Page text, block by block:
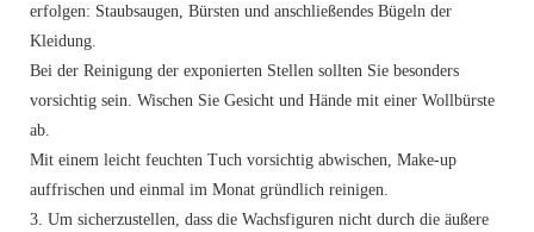
erfolgen: Staubsaugen, Bürsten und anschließendes Bügeln der
Kleidung.
Bei der Reinigung der exponierten Stellen sollten Sie besonders
vorsichtig sein. Wischen Sie Gesicht und Hände mit einer Wollbürste
ab.
Mit einem leicht feuchten Tuch vorsichtig abwischen, Make-up
auffrischen und einmal im Monat gründlich reinigen.
3. Um sicherzustellen, dass die Wachsfiguren nicht durch die äußere